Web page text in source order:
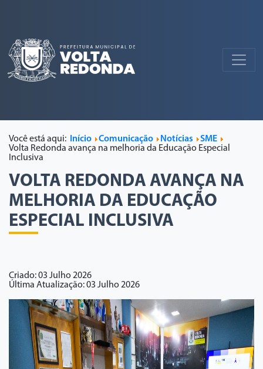
Você está aqui: Início Comunicação Notícias
SME
Volta Redonda avança na melhoria da Educação Especial
Inclusiva
VOLTA REDONDA AVANÇA NA
MELHORIA DA EDUCAÇÃO
ESPECIAL INCLUSIVA
Criado: 03 Julho 2026
Última Atualização: 03 Julho 2026